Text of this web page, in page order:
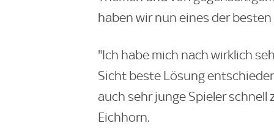
haben wir nun eines der
"Ich habe mich nach wirklich
Sicht beste Lösung
auch sehr junge Spieler
Eichhorn.